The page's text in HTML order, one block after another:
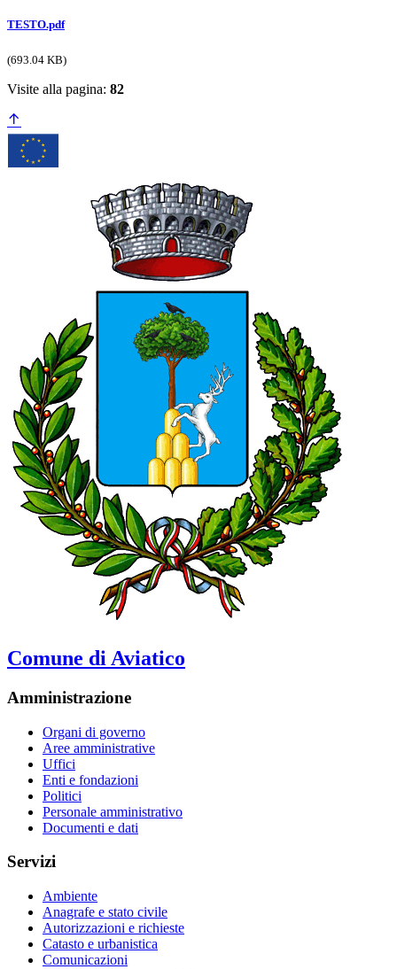
TESTO.pdf
(693.04 KB)
Visite alla pagina: 82
Comune di Aviatico
Amministrazione
Organi di governo
Aree amministrative
Uffici
Enti e fondazioni
Politici
Personale amministrativo
Documenti e dati
Servizi
Ambiente
Anagrafe e stato civile
Autorizzazioni e richieste
Catasto e urbanistica
Comunicazioni